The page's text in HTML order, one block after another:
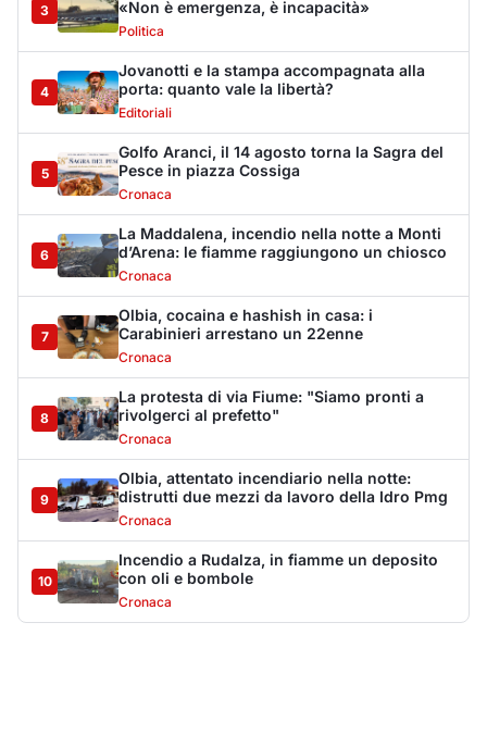
3 «Non è emergenza, è incapacità»
Politica
4
Jovanotti e la stampa accompagnata alla
porta: quanto vale la libertà?
Editoriali
5
Golfo Aranci, il 14 agosto torna la Sagra del
Pesce in piazza Cossiga
Cronaca
6
La Maddalena, incendio nella notte a Monti
d’Arena: le fiamme raggiungono un chiosco
Cronaca
7
Olbia, cocaina e hashish in casa: i
Carabinieri arrestano un 22enne
Cronaca
8
La protesta di via Fiume: "Siamo pronti a
rivolgerci al prefetto"
Cronaca
9
Olbia, attentato incendiario nella notte:
distrutti due mezzi da lavoro della Idro Pmg
Cronaca
10
Incendio a Rudalza, in fiamme un deposito
con oli e bombole
Cronaca